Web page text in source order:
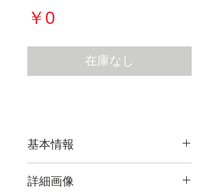
￥0価
格
在庫なし
基本情報
詳細画像